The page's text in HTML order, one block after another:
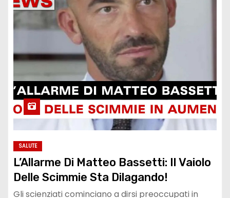
SALUTE
L’Allarme Di Matteo Bassetti: Il Vaiolo
Delle Scimmie Sta Dilagando!
Gli scienziati cominciano a dirsi preoccupati in